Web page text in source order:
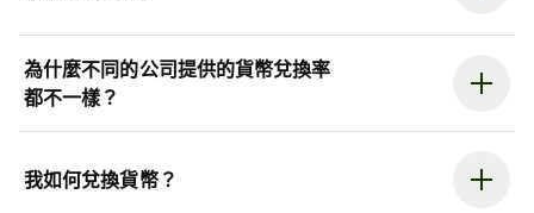
為什麼不同的公司提供的貨幣兌換率
都不一樣？
我如何兌換貨幣？